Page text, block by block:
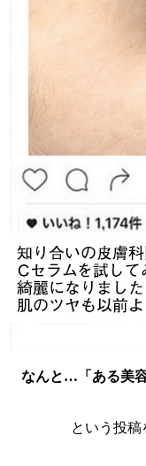
なんと…「ある美
という投稿